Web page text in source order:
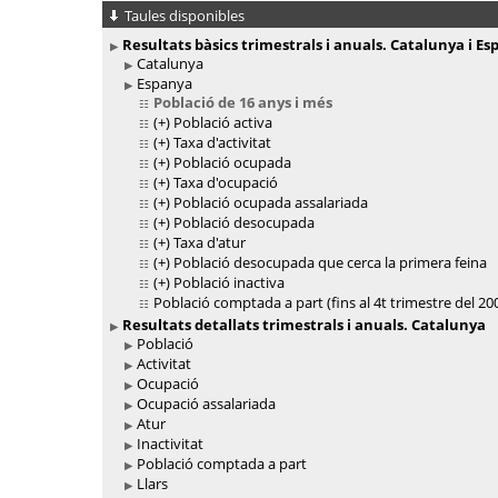
Taules disponibles
Resultats bàsics trimestrals i anuals. Catalunya i
Catalunya
Espanya
Població de 16 anys i més
(+) Població activa
(+)Taxa d'activitat
(+) Població ocupada
(+)Taxa d'ocupació
(+) Població ocupada assalariada
(+) Població desocupada
(+)Taxa d'atur
(+) Població desocupada que cerca la primera feina
(+) Població inactiva
Població comptada a part (fins al 4t trimestre del
Resultats detallats trimestrals i anuals. Catalunya
Població
Activitat
Ocupació
Ocupació assalariada
Atur
Inactivitat
Població comptada a part
Llars